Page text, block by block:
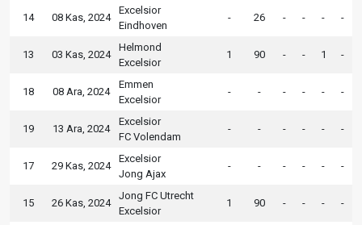
14 08 Kas, 2024
Excelsior
Eindhoven
- 26 - - - -
13 03 Kas, 2024
Helmond
Excelsior
1 90 - - 1 -
18 08 Ara, 2024
Emmen
Excelsior
- - - - - -
19 13 Ara, 2024
Excelsior
FC Volendam
- - - - - -
17 29 Kas, 2024
Excelsior
Jong Ajax
- - - - - -
15 26 Kas, 2024
Jong FC Utrecht
Excelsior
1 90 - - - -